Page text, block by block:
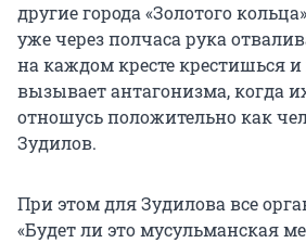
другие города «Золотого
уже через полчаса рука
на каждом кресте крестишься
вызывает антагонизма, когда
отношусь положительно как
Зудилов.
При этом для Зудилова все
«Будет ли это мусульманская